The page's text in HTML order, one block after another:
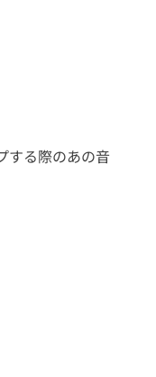
する際のあの音